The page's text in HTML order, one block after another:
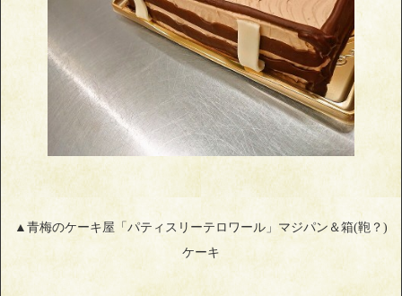
▲青梅のケーキ屋「パティスリーテロワール」マジパン＆箱(鞄？)
ケーキ